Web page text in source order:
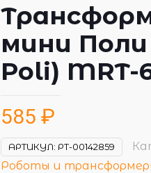
мини
Poli) MRT-
585 ₽
АРТИКУЛ: РТ-00142859
Роботы и